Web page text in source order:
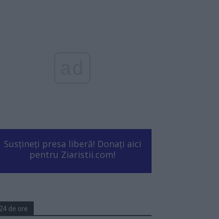
Susțineți presa liberă! Donați aici
pentru Ziaristii.com!
de ore